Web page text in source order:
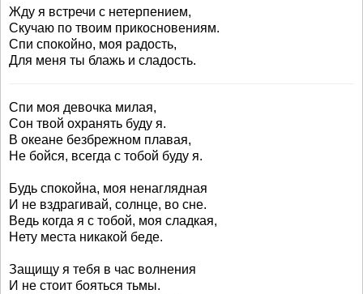
Жду я встречи с нетерпением,
Скучаю по твоим прикосновениям.
Спи спокойно, моя радость,
Для меня ты блажь и сладость.
Спи моя девочка милая,
Сон твой охранять буду я.
В океане безбрежном плавая,
Не бойся, всегда с тобой буду я.
Будь спокойна, моя ненаглядная
И не вздрагивай, солнце, во сне.
Ведь когда я с тобой, моя сладкая,
Нету места никакой беде.
Защищу я тебя в час волнения
И не стоит бояться тьмы.